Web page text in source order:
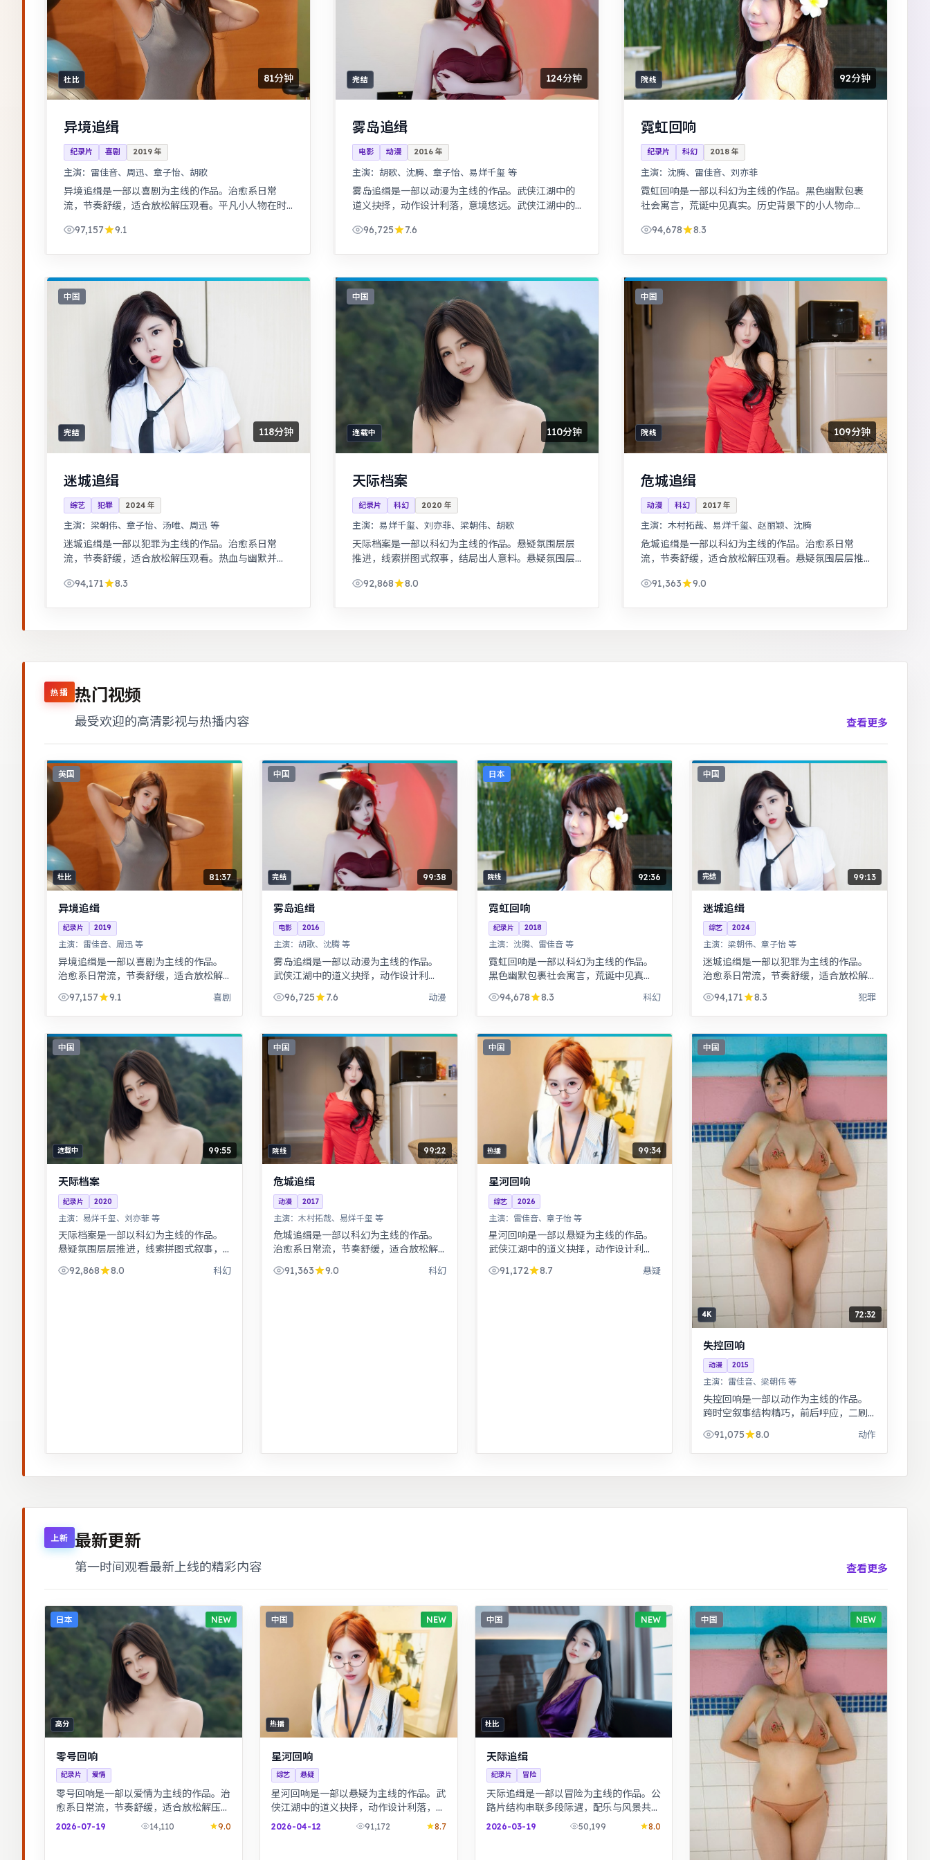
杜比 81分钟
异境追缉
纪录片 喜剧 2019 年
主演： 雷佳音、周迅、章子怡、胡歌
异境追缉是一部以喜剧为主线的作品。治愈系日常
流，节奏舒缓，适合放松解压观看。平凡小人物在时
97,157
9.1
完结 124分钟
雾岛追缉
电影 动漫 2016 年
主演： 胡歌、沈腾、章子怡、易烊千玺 等
雾岛追缉是一部以动漫为主线的作品。武侠江湖中的
道义抉择，动作设计利落，意境悠远。武侠江湖中的
96,725
7.6
院线 92分钟
霓虹回响
纪录片 科幻 2018 年
主演： 沈腾、雷佳音、刘亦菲
霓虹回响是一部以科幻为主线的作品。黑色幽默包裹
社会寓言，荒诞中见真实。历史背景下的小人物命
94,678
8.3
中国
完结 118分钟
迷城追缉
综艺 犯罪 2024 年
主演： 梁朝伟、章子怡、汤唯、周迅 等
迷城追缉是一部以犯罪为主线的作品。治愈系日常
流，节奏舒缓，适合放松解压观看。热血与幽默并
94,171
8.3
中国
连载中 110分钟
天际档案
纪录片 科幻 2020 年
主演： 易烊千玺、刘亦菲、梁朝伟、胡歌
天际档案是一部以科幻为主线的作品。悬疑氛围层层
推进，线索拼图式叙事，结局出人意料。悬疑氛围层
92,868
8.0
中国
院线 109分钟
危城追缉
动漫 科幻 2017 年
主演： 木村拓哉、易烊千玺、赵丽颖、沈腾
危城追缉是一部以科幻为主线的作品。治愈系日常
流，节奏舒缓，适合放松解压观看。悬疑氛围层层推
91,363
9.0
热播 热门视频
最受欢迎的高清影视与热播内容 查看更多
英国
杜比 81:37
异境追缉
纪录片 2019
主演： 雷佳音、周迅 等
异境追缉是一部以喜剧为主线的作品。
治愈系日常流，节奏舒缓，适合放松解
压观看。平凡小人物在时代浪潮里做出
艰难抉择，最终与自我和解。
97,157 9.1 喜剧
中国
完结 99:38
雾岛追缉
电影 2016
主演： 胡歌、沈腾 等
雾岛追缉是一部以动漫为主线的作品。
武侠江湖中的道义抉择，动作设计利
落，意境悠远。武侠江湖中的道义抉
择，动作设计利落，意境悠远。
96,725 7.6 动漫
日本
院线 92:36
霓虹回响
纪录片 2018
主演： 沈腾、雷佳音 等
霓虹回响是一部以科幻为主线的作品。
黑色幽默包裹社会寓言，荒诞中见真
实。历史背景下的小人物命运，细节考
究，叙事沉稳。
94,678 8.3 科幻
中国
完结 99:13
迷城追缉
综艺 2024
主演：梁朝伟、章子怡 等
迷城追缉是一部以犯罪为主线的作品。
治愈系日常流，节奏舒缓，适合放松解
压观看。热血与幽默并存，友情与信念
贯穿始终，适合全家观看。
94,171 8.3 犯罪
中国
连载中 99:55
天际档案
纪录片 2020
主演： 易烊千玺、刘亦菲 等
天际档案是一部以科幻为主线的作品。
悬疑氛围层层推进，线索拼图式叙事，
结局出人意料。悬疑氛围层层推进，线
索拼图式叙事，结局出人意料。
92,868 8.0 科幻
中国
院线 99:22
危城追缉
动漫 2017
主演： 木村拓哉、易烊千玺 等
危城追缉是一部以科幻为主线的作品。
治愈系日常流，节奏舒缓，适合放松解
压观看。悬疑氛围层层推进，线索拼图
式叙事，结局出人意料。
91,363 9.0 科幻
中国
热播 99:34
星河回响
综艺 2026
主演： 雷佳音、章子怡 等
星河回响是一部以悬疑为主线的作品。
武侠江湖中的道义抉择，动作设计利
落，意境悠远。女性视角下的职场与家
庭平衡议题，台词犀利，共鸣感强。
91,172 8.7 悬疑
中国
4K 72:32
失控回响
动漫 2015
主演： 雷佳音、梁朝伟 等
失控回响是一部以动作为主线的作品。
跨时空叙事结构精巧，前后呼应，二刷
可发现更多细节。奇幻世界观完整，伏
笔回收利落，适合系列化追看。
91,075 8.0 动作
上新 最新更新
第一时间观看最新上线的精彩内容 查看更多
日本 NEW
高分
零号回响
纪录片 爱情
零号回响是一部以爱情为主线的作品。治
愈系日常流，节奏舒缓，适合放松解压观
看。科幻设定下探讨亲情与记忆，视觉风
格鲜明，节奏张弛有度。
2026-07-19 14,110 9.0
中国 NEW
热播
星河回响
综艺 悬疑
星河回响是一部以悬疑为主线的作品。武
侠江湖中的道义抉择，动作设计利落，意
境悠远。女性视角下的职场与家庭平衡议
题，台词犀利，共鸣感强。
2026-04-12 91,172 8.7
中国 NEW
杜比
天际追缉
纪录片 冒险
天际追缉是一部以冒险为主线的作品。公
路片结构串联多段际遇，配乐与风景共同
构成情绪主线。历史背景下的小人物命
运，细节考究，叙事沉稳。
2026-03-19 50,199 8.0
中国 NEW